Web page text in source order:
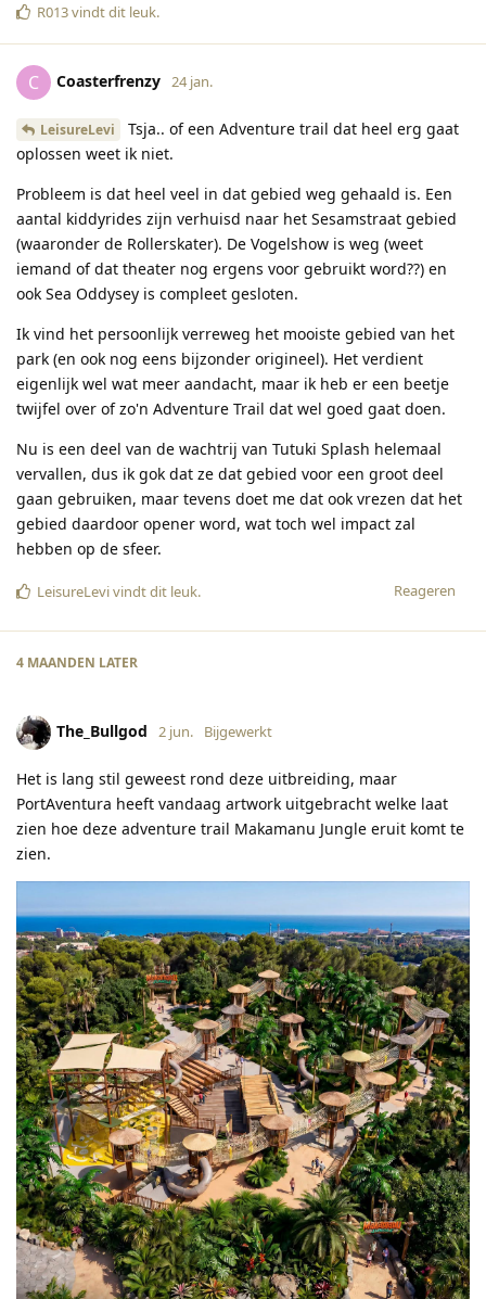
R013vindt dit leuk.
C Coasterfrenzy 24 jan.
LeisureLevi
Tsja.. of een Adventure trail dat heel erg gaat
oplossen weet ik niet.
Probleem is dat heel veel in dat gebied weg gehaald is. Een
aantal kiddyrides zijn verhuisd naar het Sesamstraat gebied
(waaronder de Rollerskater). De Vogelshow is weg (weet
iemand of dat theater nog ergens voor gebruikt word??) en
ook Sea Oddysey is compleet gesloten.
Ik vind het persoonlijk verreweg het mooiste gebied van het
park (en ook nog eens bijzonder origineel). Het verdient
eigenlijk wel wat meer aandacht, maar ik heb er een beetje
twijfel over of zo'n Adventure Trail dat wel goed gaat doen.
Nu is een deel van de wachtrij van Tutuki Splash helemaal
vervallen, dus ik gok dat ze dat gebied voor een groot deel
gaan gebruiken, maar tevens doet me dat ook vrezen dat het
gebied daardoor opener word, wat toch wel impact zal
hebben op de sfeer.
Reageren
LeisureLevivindt dit leuk.
4 MAANDEN LATER
The_Bullgod 2 jun. Bijgewerkt
Het is lang stil geweest rond deze uitbreiding, maar
PortAventura heeft vandaag artwork uitgebracht welke laat
zien hoe deze adventure trail Makamanu Jungle eruit komt te
zien.